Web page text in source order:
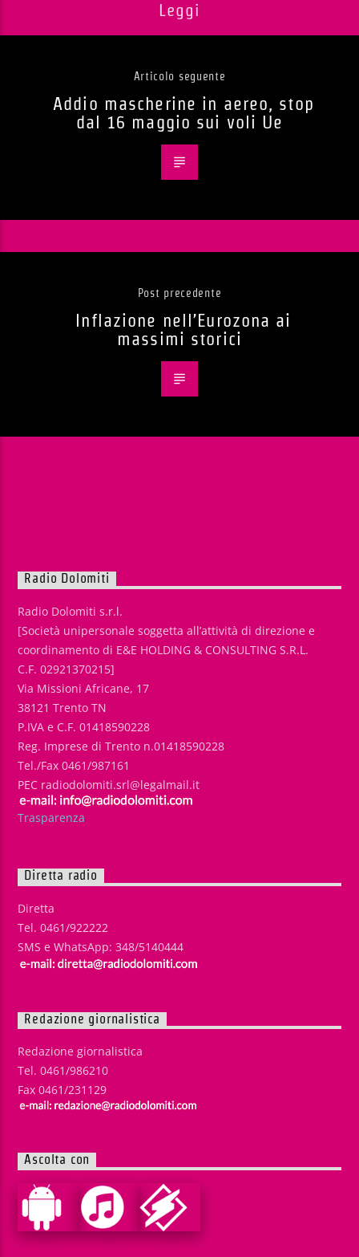
Leggi
Articolo seguente
Addio mascherine in aereo, stop
dal 16 maggio sui voli Ue
Post precedente
Inflazione nell’Eurozona ai
massimi storici
Radio Dolomiti
Radio Dolomiti s.r.l.
[Società unipersonale soggetta all’attività di direzione e
coordinamento di E&E HOLDING & CONSULTING S.R.L.
C.F. 02921370215]
Via Missioni Africane, 17
38121 Trento TN
P.IVA e C.F. 01418590228
Reg. Imprese di Trento n.01418590228
Tel./Fax 0461/987161
PEC radiodolomiti.srl@legalmail.it
Trasparenza
Diretta radio
Diretta
Tel. 0461/922222
SMS e WhatsApp: 348/5140444
Redazione giornalistica
Redazione giornalistica
Tel. 0461/986210
Fax 0461/231129
Ascolta con